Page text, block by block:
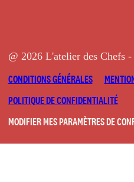
@ 2026 L'atelier des Chefs
CONDITIONS GÉNÉRALES
POLITIQUE DE CONFIDENTIALITÉ
MODIFIER MES PARAMÈTRES DE